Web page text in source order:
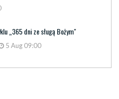
„365 dni ze sługą Bożym"
5 Aug 09:00